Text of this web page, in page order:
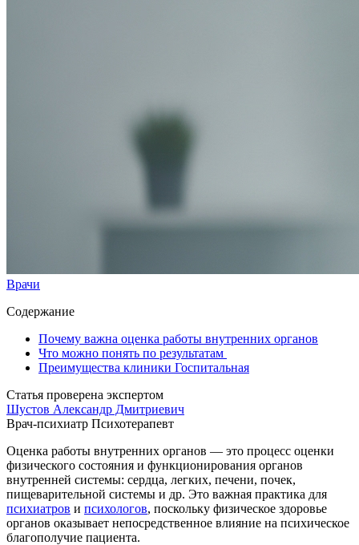
Врачи
Содержание
Почему важна оценка работы внутренних органов
Что можно понять по результатам
Преимущества клиники Госпитальная
Статья проверена экспертом
Шустов Александр Дмитриевич
Врач-психиатр Психотерапевт
Оценка работы внутренних органов — это процесс оценки
физического состояния и функционирования органов
внутренней системы: сердца, легких, печени, почек,
пищеварительной системы и др. Это важная практика для
психиатров и психологов, поскольку физическое здоровье
органов оказывает непосредственное влияние на психическое
благополучие пациента.